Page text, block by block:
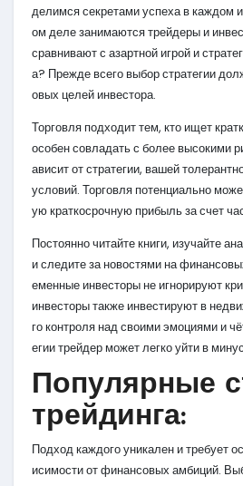
делимся секретами успеха в каждом
ом деле занимаются трейдеры и
сравнивают с азартной игрой и
а? Прежде всего выбор стратегии
овых целей инвестора.
Торговля подходит тем, кто ищет
особен совладать с более высокими
ависит от стратегии, вашей
условий. Торговля потенциально
ую краткосрочную прибыль за счет
Постоянно читайте книги, изучайте
и следите за новостями на
еменные инвесторы не игнорируют
инвесторы также инвестируют в
го контроля над своими эмоциями и
егии трейдер может легко уйти в
Популярные
трейдинга:
Подход каждого уникален и требует
исимости от финансовых амбиций.